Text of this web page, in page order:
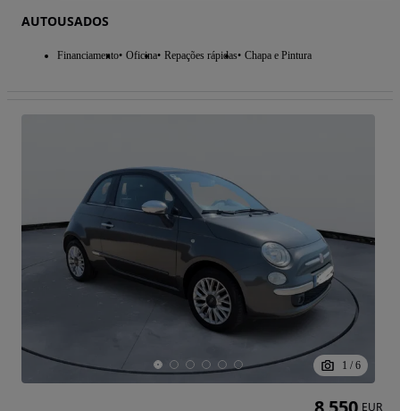
AUTOUSADOS
Financiamento Oficina Repações rápidas Chapa e Pintura
1 / 6
EUR